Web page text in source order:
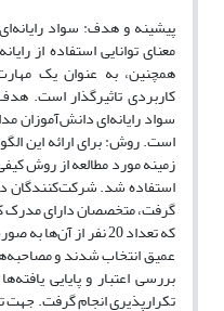
پیشینه و هدف: سواد
معنای توانایی استفاده از
همچنین، به عنوان یک
کاربردی تاثیرگذار است.
سواد رایانه‌ای دانش‌آموزان
است. روش: برای ارائه این
زمینه مورد مطالعه از روش
استفاده شد. شرکت‌کنندگان
گرفت، متخصصان دارای مدرک
که تعداد 20 نفر از
عمیق انتخاب شدند و
بررسی اعتبار و پایایی
تکرارپذیری انجام گرفت. جهت